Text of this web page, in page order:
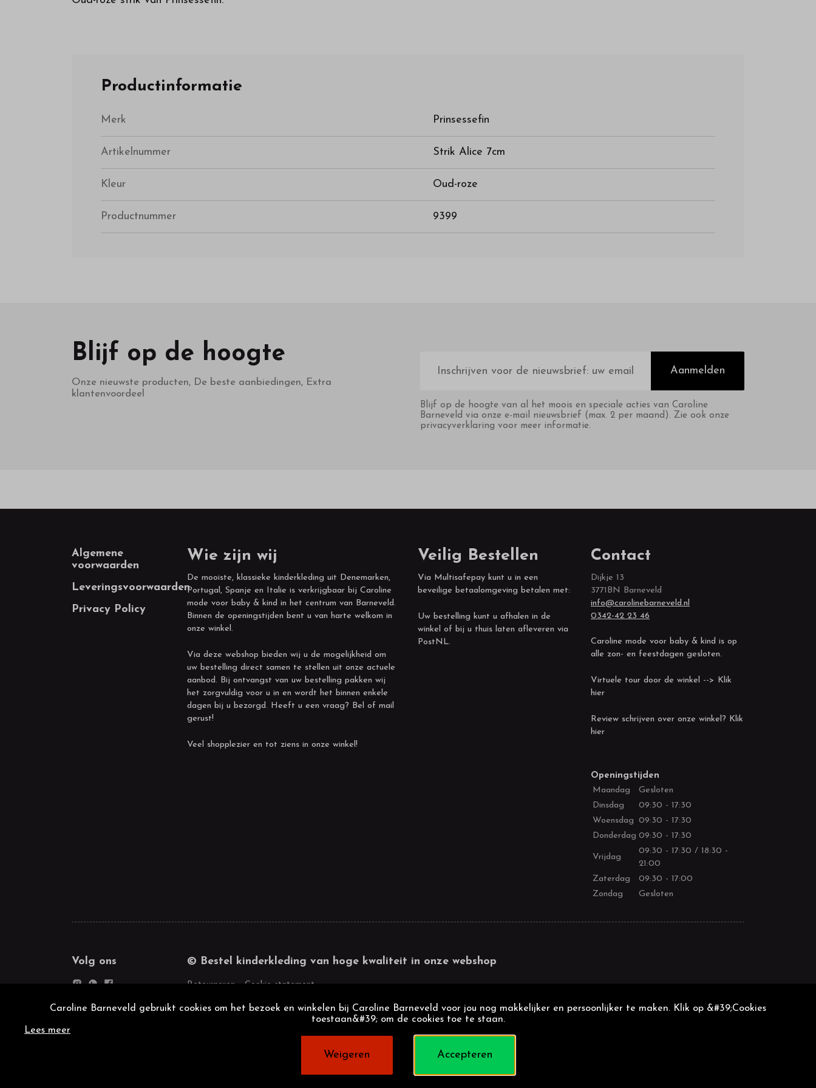
Productinformatie
Merk Prinsessefin
Artikelnummer Strik Alice 7cm
Kleur Oud-roze
Productnummer 9399
Blijf op de hoogte
Onze nieuwste producten, De beste aanbiedingen, Extra
klantenvoordeel
mailadres
Aanmelden
Blijf op de hoogte van al het moois en speciale acties van Caroline
Barneveld via onze e-mail nieuwsbrief (max. 2 per maand). Zie ook onze
privacyverklaring voor meer informatie.
Footer
Algemene
voorwaarden
Leveringsvoorwaarden
Privacy Policy
Wie zijn wij
De mooiste, klassieke kinderkleding uit Denemarken,
Portugal, Spanje en Italie is verkrijgbaar bij Caroline
mode voor baby & kind in het centrum van Barneveld.
Binnen de openingstijden bent u van harte welkom in
onze winkel.
Via deze webshop bieden wij u de mogelijkheid om
uw bestelling direct samen te stellen uit onze actuele
aanbod. Bij ontvangst van uw bestelling pakken wij
het zorgvuldig voor u in en wordt het binnen enkele
dagen bij u bezorgd. Heeft u een vraag? Bel of mail
gerust!
Veel shopplezier en tot ziens in onze winkel!
Veilig Bestellen
Via Multisafepay kunt u in een
beveilige betaalomgeving betalen met:
Uw bestelling kunt u afhalen in de
winkel of bij u thuis laten afleveren via
PostNL.
Contact
Dijkje 13
3771BN Barneveld
info@carolinebarneveld.nl
0342-42 23 46
Caroline mode voor baby & kind is op
alle zon- en feestdagen gesloten.
Virtuele tour door de winkel --> Klik
hier
Review schrijven over onze winkel? Klik
hier
Openingstijden
Maandag
Gesloten
Dinsdag
09:30 - 17:30
Woensdag 09:30 - 17:30
Donderdag 09:30 - 17:30
Vrijdag
09:30 - 17:30 / 18:30 -
21:00
Zaterdag
09:30 - 17:00
Zondag
Gesloten
Volg ons © Bestel kinderkleding van hoge kwaliteit in onze webshop
Retourneren Cookie statement
Caroline Barneveld gebruikt cookies om het bezoek en winkelen bij Caroline Barneveld voor jou nog makkelijker en persoonlijker te maken. Klik op &#39;Cookies
toestaan&#39; om de cookies toe te staan.
Lees meer
Weigeren Accepteren